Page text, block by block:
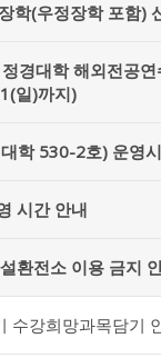
학(우정장학 포함)
경대학 해외전공
일)까지)
학 530-2호) 운영
시간 안내
환전소 이용 금지
수강희망과목담기